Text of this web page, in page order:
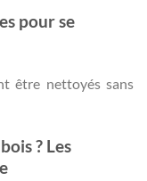
pour se
être nettoyés sans
? Les